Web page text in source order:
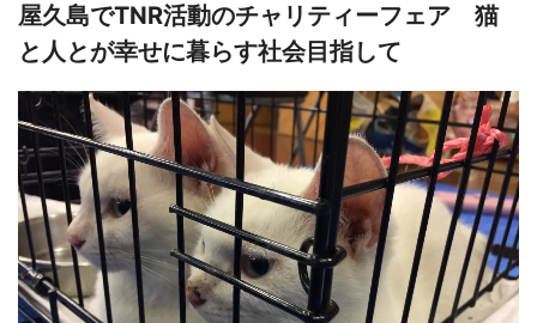
屋久島でTNR活動のチャリティーフェア 猫
と人とが幸せに暮らす社会目指して